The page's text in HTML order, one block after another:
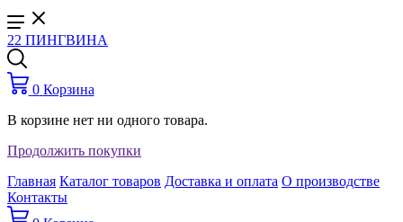
22 ПИНГВИНА
0 Корзина
В корзине нет ни одного товара.
Продолжить покупки
Главная Каталог товаров Доставка и оплата О производстве
Контакты